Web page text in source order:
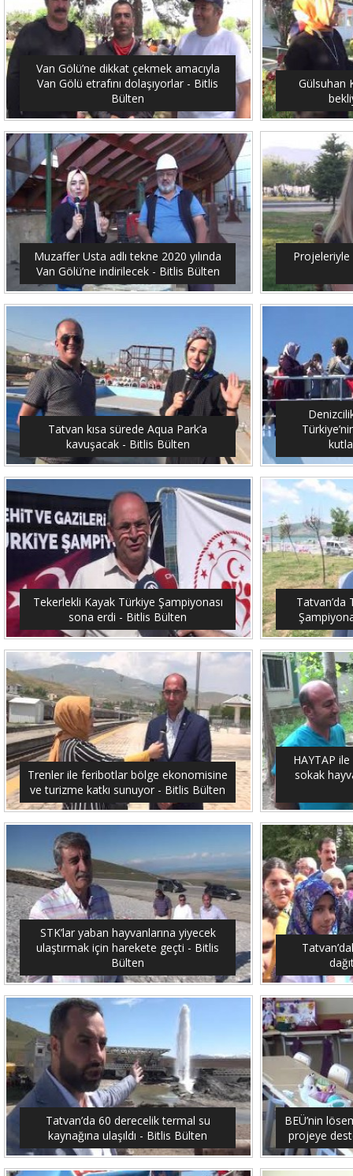
Van Gölü’ne dikkat çekmek amacıyla
Van Gölü etrafını dolaşıyorlar - Bitlis
Bülten
Gülsuhan
Muzaffer Usta adlı tekne 2020 yılında
Van Gölü’ne indirilecek - Bitlis Bülten
Projeleriyle
Tatvan kısa sürede Aqua Park’a
kavuşacak - Bitlis Bülten
Tekerlekli Kayak Türkiye Şampiyonası
sona erdi - Bitlis Bülten
Tatvan’da
Trenler ile feribotlar bölge ekonomisine
ve turizme katkı sunuyor - Bitlis Bülten
HAYTAP
sokak
STK’lar yaban hayvanlarına yiyecek
ulaştırmak için harekete geçti - Bitlis
Bülten
Tatvan’da 60 derecelik termal su
kaynağına ulaşıldı - Bitlis Bülten
BEÜ’nin
projeye